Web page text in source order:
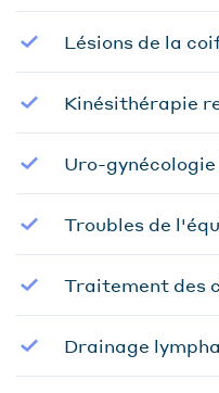
Lésions de la
Kinésithérapie
Uro-
Troubles de
Traitement des
Drainage